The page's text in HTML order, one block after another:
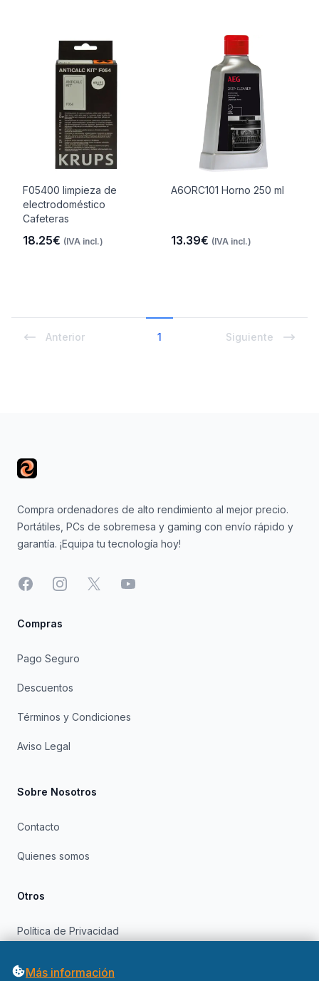
F05400 limpieza de
electrodoméstico
Cafeteras
18.25€ (IVA incl.)
A6ORC101 Horno 250 ml
13.39€ (IVA incl.)
Anterior 1 Siguiente
Compra ordenadores de alto rendimiento al mejor precio.
Portátiles, PCs de sobremesa y gaming con envío rápido y
garantía. ¡Equipa tu tecnología hoy!
FacebookInstagram
X YouTube
Compras
Pago Seguro
Descuentos
Términos y Condiciones
Aviso Legal
Sobre Nosotros
Contacto
Quienes somos
Otros
Política de Privacidad
Más información